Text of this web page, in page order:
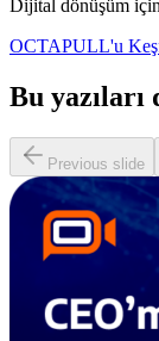
Dijital dönüşüm
OCTAPULL'u
Bu
Previous slide